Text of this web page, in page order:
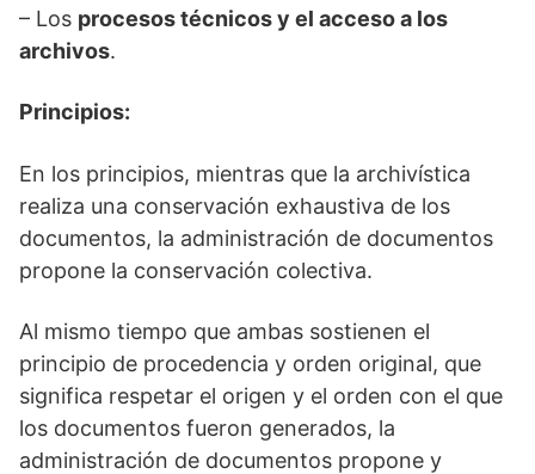
– Los procesos técnicos y el acceso a los
archivos.
Principios:
En los principios, mientras que la archivística
realiza una conservación exhaustiva de los
documentos, la administración de documentos
propone la conservación colectiva.
Al mismo tiempo que ambas sostienen el
principio de procedencia y orden original, que
significa respetar el origen y el orden con el que
los documentos fueron generados, la
administración de documentos propone y